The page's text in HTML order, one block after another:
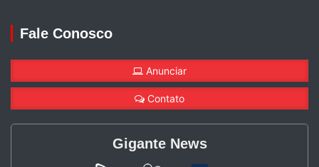
Fale Conosco
Anunciar
Contato
Gigante News